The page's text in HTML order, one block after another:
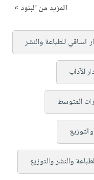
المزيد من البنود »
الساقي للطباعة والنشر
الآداب
المتوسط
والنشر والتوزيع